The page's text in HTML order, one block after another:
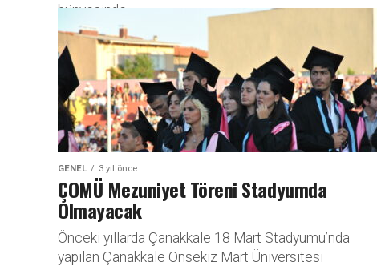
bünyesinde...
GENEL 3 yıl önce
ÇOMÜ Mezuniyet Töreni Stadyumda
Olmayacak
Önceki yıllarda Çanakkale 18 Mart Stadyumu’nda
yapılan Çanakkale Onsekiz Mart Üniversitesi